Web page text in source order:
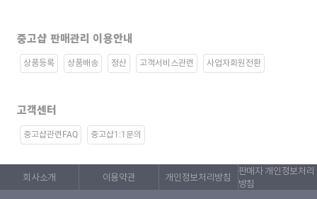
중고샵 판매관리 이용안내
상품등록 상품배송 정산 고객서비스관련 사업자회원전환
고객센터
중고샵관련FAQ 중고샵1:1문의
회사소개 이용약관 개인정보처리방침
판매자 개인정보처리
방침